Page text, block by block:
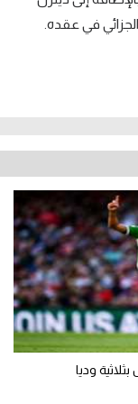
في عقده.
وديا